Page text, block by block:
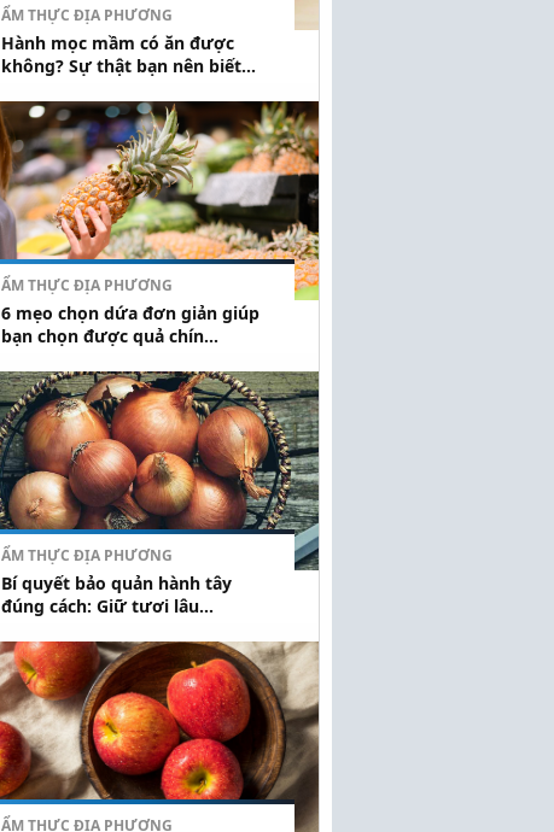
ẨM THỰC ĐỊA PHƯƠNG
Hành mọc mầm có ăn được
không? Sự thật bạn nên biết...
ẨM THỰC ĐỊA PHƯƠNG
6 mẹo chọn dứa đơn giản giúp
bạn chọn được quả chín...
ẨM THỰC ĐỊA PHƯƠNG
Bí quyết bảo quản hành tây
đúng cách: Giữ tươi lâu...
ẨM THỰC ĐỊA PHƯƠNG